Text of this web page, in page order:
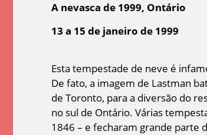
A nevasca de 1999, Ontário
13 a 15 de janeiro de 1999
Esta tempestade de neve é
De fato, a imagem de Lastman
de Toronto, para a diversão do
no sul de Ontário. Várias
1846 – e fecharam grande parte